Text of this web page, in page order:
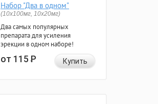
Набор "Два в одном"
(10x100мг, 10x20мг)
Два самых популярных
препарата для усиления
эрекции в одном наборе!
от 115Р Купить